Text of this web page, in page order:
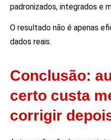
padronizados, integrados e
O resultado não é apenas
dados reais.
Conclusão:
certo custa
corrigir